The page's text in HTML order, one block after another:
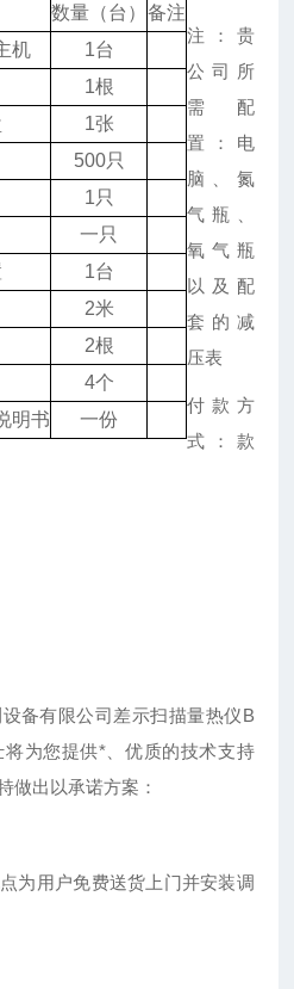
数量（台） 备注
机
1台
1根
1张
500只
1只
一只
1台
2米
2根
4个
明书 一份
注：贵
公司所
需配
置：电
脑、氮
气瓶、
氧气瓶
以及配
套的减
压表
付款方
式：款
备有限公司差示扫描量热仪B
为您提供*、优质的技术支持
做出以承诺方案：
为用户免费送货上门并安装调